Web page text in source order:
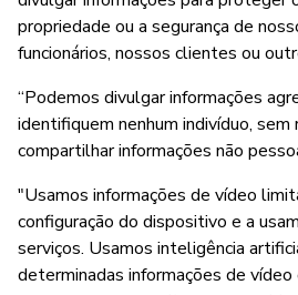
propriedade ou a segurança de
funcionários, nossos clientes ou
“Podemos divulgar informações
identifiquem nenhum indivíduo,
compartilhar informações não
"Usamos informações de vídeo
configuração do dispositivo e a
serviços. Usamos inteligência
determinadas informações de vídeo